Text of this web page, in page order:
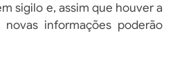
sigilo e, assim que houver a
informações poderão